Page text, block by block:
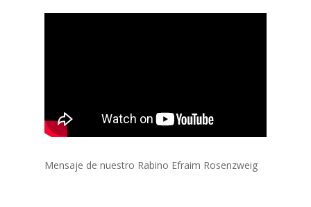
Mensaje de nuestro Rabino Efraim Rosenzweig